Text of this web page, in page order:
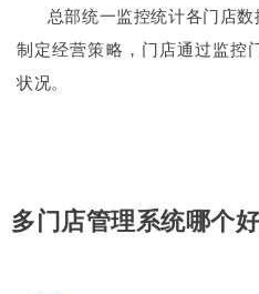
总部统一监控统计各门店数
制定经营策略，门店通过监控
状况。
多门店管理系统哪个